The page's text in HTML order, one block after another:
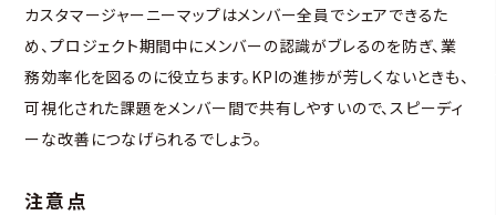
カスタマージャーニーマップはメンバー全員でシェアできるた
め、プロジェクト期間中にメンバーの認識がブレるのを防ぎ、業
務効率化を図るのに役立ちます。KPIの進捗が芳しくないときも、
可視化された課題をメンバー間で共有しやすいので、スピーディ
ーな改善につなげられるでしょう。
注意点